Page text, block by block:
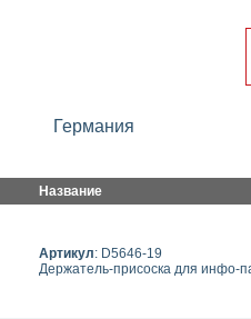
Германия
Название
Артикул: D5646-19
Держатель-присоска для инфо-